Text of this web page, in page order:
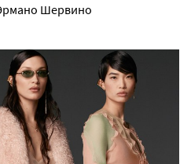
Шервино